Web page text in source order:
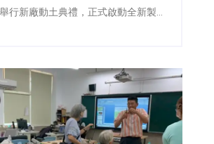
行新廠動土典禮，正式啟動全新製
業機會，不僅展現企業擴大全球布
為臺南沿海產業發展再添新動能。